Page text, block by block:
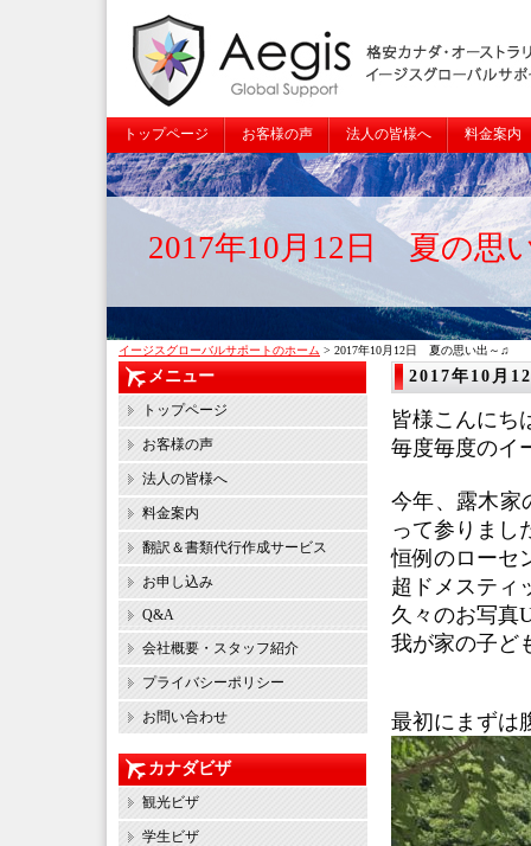
トップページ お客様の声 法人の皆様へ 料金案内
2017年10月12日 夏の思
イージスグローバルサポートのホーム > 2017年10月12日 夏の思い出～♫
2017年10月
皆様こんにち
毎度毎度のイ
今年、露木家
って参りまし
恒例のローセ
超ドメスティ
久々のお写真
我が家の子ど
最初にまずは
メニュー
トップページ
お客様の声
法人の皆様へ
料金案内
翻訳＆書類代行作成サービス
お申し込み
Q&A
会社概要・スタッフ紹介
プライバシーポリシー
お問い合わせ
カナダビザ
観光ビザ
学生ビザ